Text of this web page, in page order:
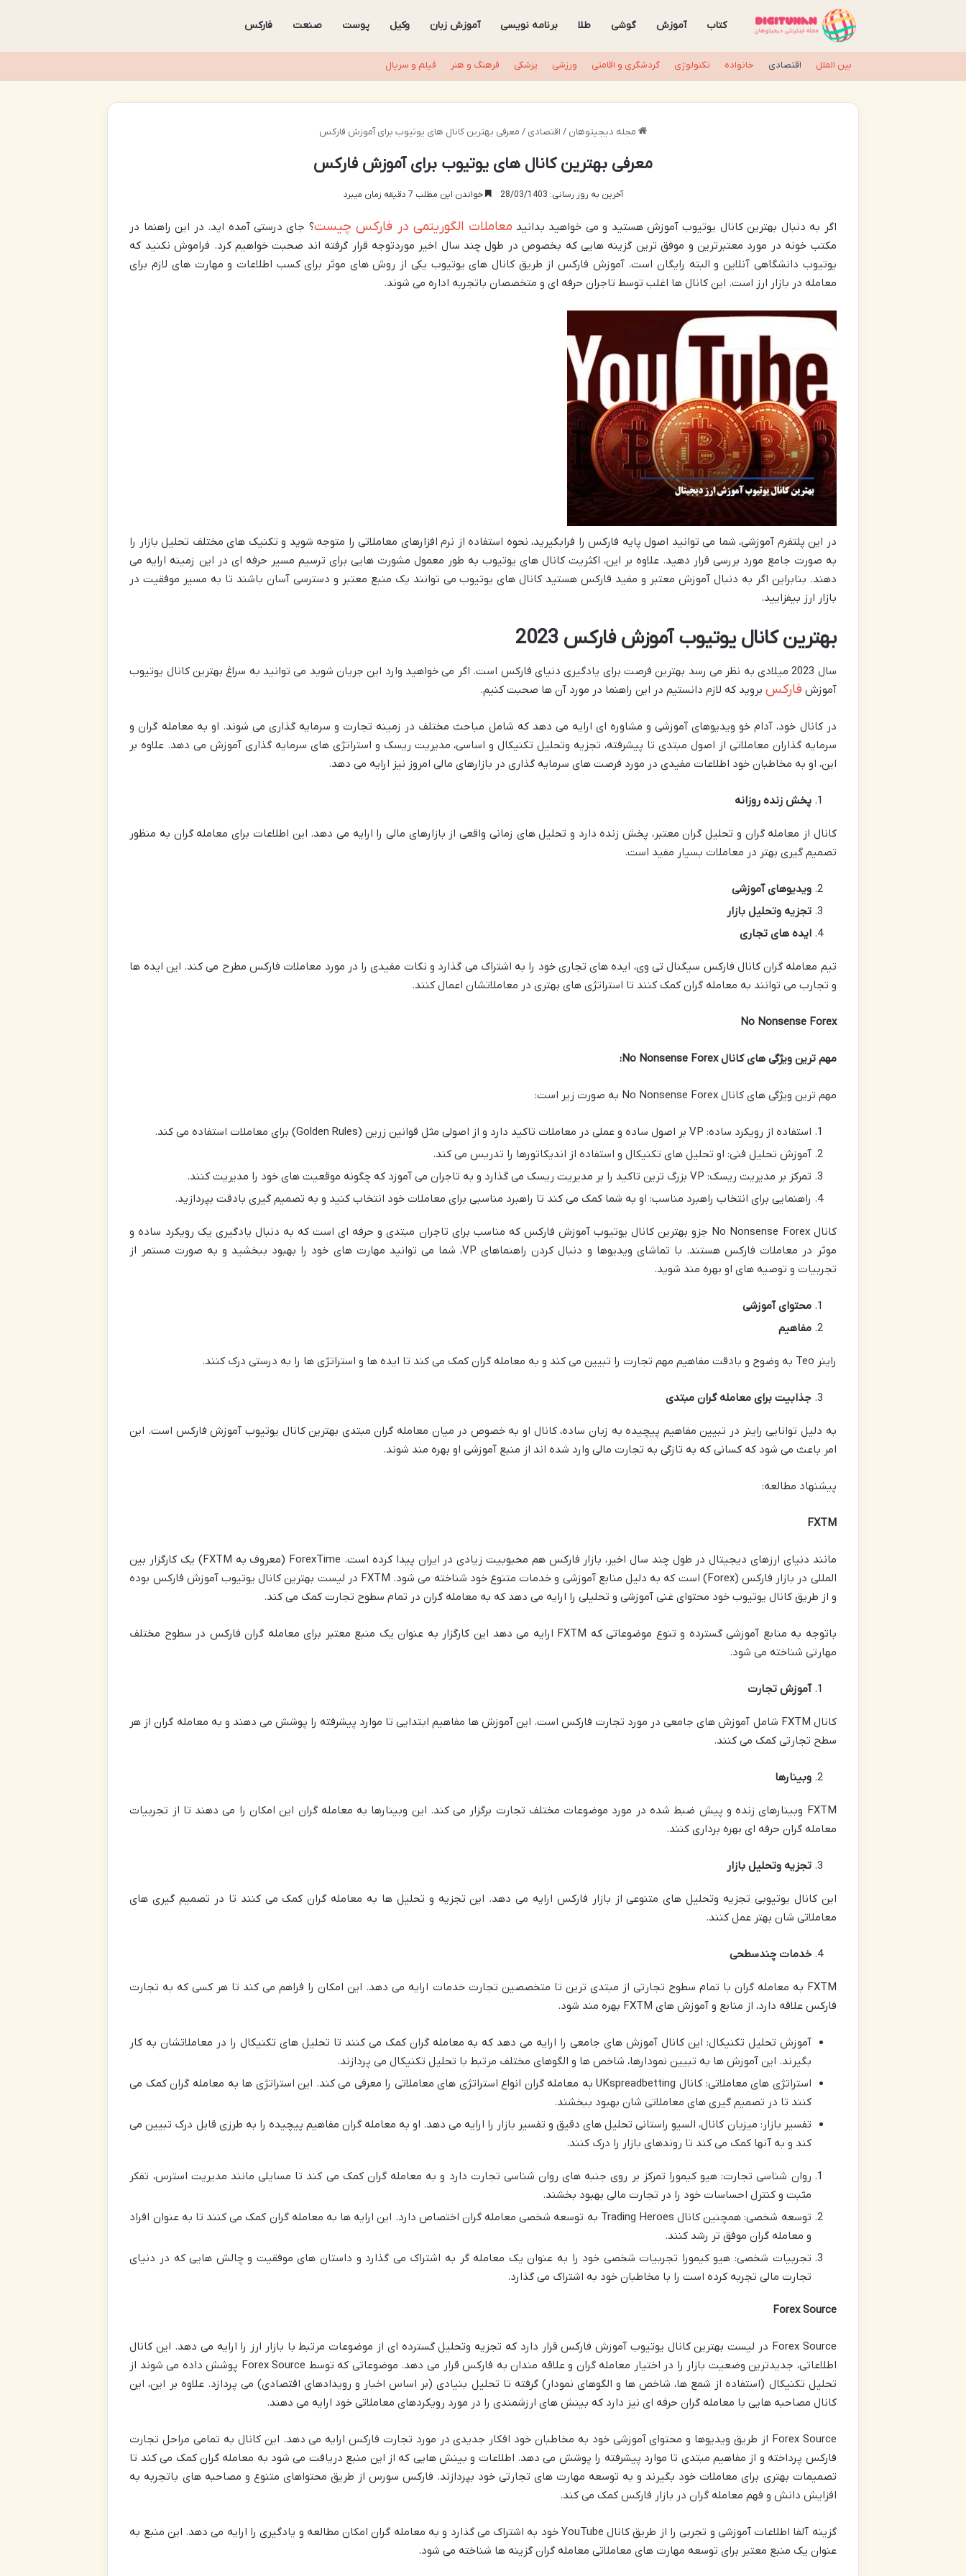
کتاب آموزش گوشی طلا برنامه نویسی آموزش زبان وکیل پوست صنعت فارکس
بین الملل اقتصادی خانواده تکنولوژی گردشگری و اقامتی ورزشی پزشکی فرهنگ و هنر فیلم و سریال
مجله دیجیتوهان / اقتصادی / معرفی بهترین کانال های یوتیوب برای آموزش فارکس
معرفی بهترین کانال های یوتیوب برای آموزش فارکس
آخرین به روز رسانی: 28/03/1403 خواندن این مطلب 7 دقیقه زمان میبرد
اگر به دنبال بهترین کانال یوتیوب آموزش هستید و می خواهید بدانید معاملات الگوریتمی در فارکس چیست؟ جای درستی آمده اید. در این راهنما در
مکتب خونه در مورد معتبرترین و موفق ترین گزینه هایی که بخصوص در طول چند سال اخیر موردتوجه قرار گرفته اند صحبت خواهیم کرد. فراموش نکنید که
یوتیوب دانشگاهی آنلاین و البته رایگان است. آموزش فارکس از طریق کانال های یوتیوب یکی از روش های موثر برای کسب اطلاعات و مهارت های لازم برای
معامله در بازار ارز است. این کانال ها اغلب توسط تاجران حرفه ای و متخصصان باتجربه اداره می شوند.
در این پلتفرم آموزشی، شما می توانید اصول پایه فارکس را فرابگیرید، نحوه استفاده از نرم افزارهای معاملاتی را متوجه شوید و تکنیک های مختلف تحلیل بازار را
به صورت جامع مورد بررسی قرار دهید. علاوه بر این، اکثریت کانال های یوتیوب به طور معمول مشورت هایی برای ترسیم مسیر حرفه ای در این زمینه ارایه می
دهند. بنابراین اگر به دنبال آموزش معتبر و مفید فارکس هستید کانال های یوتیوب می توانند یک منبع معتبر و دسترسی آسان باشند تا به مسیر موفقیت در
بازار ارز بیفزایید.
بهترین کانال یوتیوب آموزش فارکس 2023
سال 2023 میلادی به نظر می رسد بهترین فرصت برای یادگیری دنیای فارکس است. اگر می خواهید وارد این جریان شوید می توانید به سراغ بهترین کانال یوتیوب
آموزش فارکس بروید که لازم دانستیم در این راهنما در مورد آن ها صحبت کنیم.
در کانال خود، آدام خو ویدیوهای آموزشی و مشاوره ای ارایه می دهد که شامل مباحث مختلف در زمینه تجارت و سرمایه گذاری می شوند. او به معامله گران و
سرمایه گذاران معاملاتی از اصول مبتدی تا پیشرفته، تجزیه وتحلیل تکنیکال و اساسی، مدیریت ریسک و استراتژی های سرمایه گذاری آموزش می دهد. علاوه بر
این، او به مخاطبان خود اطلاعات مفیدی در مورد فرصت های سرمایه گذاری در بازارهای مالی امروز نیز ارایه می دهد.
پخش زنده روزانه
کانال از معامله گران و تحلیل گران معتبر، پخش زنده دارد و تحلیل های زمانی واقعی از بازارهای مالی را ارایه می دهد. این اطلاعات برای معامله گران به منظور
تصمیم گیری بهتر در معاملات بسیار مفید است.
ویدیوهای آموزشی
تجزیه وتحلیل بازار
ایده های تجاری
تیم معامله گران کانال فارکس سیگنال تی وی، ایده های تجاری خود را به اشتراک می گذارد و نکات مفیدی را در مورد معاملات فارکس مطرح می کند. این ایده ها
و تجارب می توانند به معامله گران کمک کنند تا استراتژی های بهتری در معاملاتشان اعمال کنند.
No Nonsense Forex
مهم ترین ویژگی های کانالNo Nonsense Forex:
مهم ترین ویژگی های کانال No Nonsense Forex به صورت زیر است:
استفاده از رویکرد ساده: VP بر اصول ساده و عملی در معاملات تاکید دارد و از اصولی مثل قوانین زرین (Golden Rules) برای معاملات استفاده می کند.
آموزش تحلیل فنی: او تحلیل های تکنیکال و استفاده از اندیکاتورها را تدریس می کند.
تمرکز بر مدیریت ریسک: VP بزرگ ترین تاکید را بر مدیریت ریسک می گذارد و به تاجران می آموزد که چگونه موقعیت های خود را مدیریت کنند.
راهنمایی برای انتخاب راهبرد مناسب: او به شما کمک می کند تا راهبرد مناسبی برای معاملات خود انتخاب کنید و به تصمیم گیری بادقت بپردازید.
کانال No Nonsense Forex جزو بهترین کانال یوتیوب آموزش فارکس که مناسب برای تاجران مبتدی و حرفه ای است که به دنبال یادگیری یک رویکرد ساده و
موثر در معاملات فارکس هستند. با تماشای ویدیوها و دنبال کردن راهنماهای VP، شما می توانید مهارت های خود را بهبود ببخشید و به صورت مستمر از
تجربیات و توصیه های او بهره مند شوید.
محتوای آموزشی
مفاهیم
راینر Teo به وضوح و بادقت مفاهیم مهم تجارت را تبیین می کند و به معامله گران کمک می کند تا ایده ها و استراتژی ها را به درستی درک کنند.
جذابیت برای معامله گران مبتدی
به دلیل توانایی راینر در تبیین مفاهیم پیچیده به زبان ساده، کانال او به خصوص در میان معامله گران مبتدی بهترین کانال یوتیوب آموزش فارکس است. این
امر باعث می شود که کسانی که به تازگی به تجارت مالی وارد شده اند از منبع آموزشی او بهره مند شوند.
پیشنهاد مطالعه:
FXTM
مانند دنیای ارزهای دیجیتال در طول چند سال اخیر، بازار فارکس هم محبوبیت زیادی در ایران پیدا کرده است. ForexTime (معروف به FXTM) یک کارگزار بین
المللی در بازار فارکس (Forex) است که به دلیل منابع آموزشی و خدمات متنوع خود شناخته می شود. FXTM در لیست بهترین کانال یوتیوب آموزش فارکس بوده
و از طریق کانال یوتیوب خود محتوای غنی آموزشی و تحلیلی را ارایه می دهد که به معامله گران در تمام سطوح تجارت کمک می کند.
باتوجه به منابع آموزشی گسترده و تنوع موضوعاتی که FXTM ارایه می دهد این کارگزار به عنوان یک منبع معتبر برای معامله گران فارکس در سطوح مختلف
مهارتی شناخته می شود.
آموزش تجارت
کانال FXTM شامل آموزش های جامعی در مورد تجارت فارکس است. این آموزش ها مفاهیم ابتدایی تا موارد پیشرفته را پوشش می دهند و به معامله گران از هر
سطح تجارتی کمک می کنند.
وبینارها
FXTM وبینارهای زنده و پیش ضبط شده در مورد موضوعات مختلف تجارت برگزار می کند. این وبینارها به معامله گران این امکان را می دهند تا از تجربیات
معامله گران حرفه ای بهره برداری کنند.
تجزیه وتحلیل بازار
این کانال یوتیوبی تجزیه وتحلیل های متنوعی از بازار فارکس ارایه می دهد. این تجزیه و تحلیل ها به معامله گران کمک می کنند تا در تصمیم گیری های
معاملاتی شان بهتر عمل کنند.
خدمات چندسطحی
FXTM به معامله گران با تمام سطوح تجارتی از مبتدی ترین تا متخصصین تجارت خدمات ارایه می دهد. این امکان را فراهم می کند تا هر کسی که به تجارت
فارکس علاقه دارد، از منابع و آموزش های FXTM بهره مند شود.
آموزش تحلیل تکنیکال: این کانال آموزش های جامعی را ارایه می دهد که به معامله گران کمک می کنند تا تحلیل های تکنیکال را در معاملاتشان به کار
بگیرند. این آموزش ها به تبیین نمودارها، شاخص ها و الگوهای مختلف مرتبط با تحلیل تکنیکال می پردازند.
استراتژی های معاملاتی: کانال UKspreadbetting به معامله گران انواع استراتژی های معاملاتی را معرفی می کند. این استراتژی ها به معامله گران کمک می
کنند تا در تصمیم گیری های معاملاتی شان بهبود ببخشند.
تفسیر بازار: میزبان کانال، السیو راستانی تحلیل های دقیق و تفسیر بازار را ارایه می دهد. او به معامله گران مفاهیم پیچیده را به طرزی قابل درک تبیین می
کند و به آنها کمک می کند تا روندهای بازار را درک کنند.
روان شناسی تجارت: هیو کیمورا تمرکز بر روی جنبه های روان شناسی تجارت دارد و به معامله گران کمک می کند تا مسایلی مانند مدیریت استرس، تفکر
مثبت و کنترل احساسات خود را در تجارت مالی بهبود بخشند.
توسعه شخصی: همچنین کانال Trading Heroes به توسعه شخصی معامله گران اختصاص دارد. این ارایه ها به معامله گران کمک می کنند تا به عنوان افراد
و معامله گران موفق تر رشد کنند.
تجربیات شخصی: هیو کیمورا تجربیات شخصی خود را به عنوان یک معامله گر به اشتراک می گذارد و داستان های موفقیت و چالش هایی که در دنیای
تجارت مالی تجربه کرده است را با مخاطبان خود به اشتراک می گذارد.
Forex Source
Forex Source در لیست بهترین کانال یوتیوب آموزش فارکس قرار دارد که تجزیه وتحلیل گسترده ای از موضوعات مرتبط با بازار ارز را ارایه می دهد. این کانال
اطلاعاتی، جدیدترین وضعیت بازار را در اختیار معامله گران و علاقه مندان به فارکس قرار می دهد. موضوعاتی که توسط Forex Source پوشش داده می شوند از
تحلیل تکنیکال (استفاده از شمع ها، شاخص ها و الگوهای نمودار) گرفته تا تحلیل بنیادی (بر اساس اخبار و رویدادهای اقتصادی) می پردازد. علاوه بر این، این
کانال مصاحبه هایی با معامله گران حرفه ای نیز دارد که بینش های ارزشمندی را در مورد رویکردهای معاملاتی خود ارایه می دهند.
Forex Source از طریق ویدیوها و محتوای آموزشی خود به مخاطبان خود افکار جدیدی در مورد تجارت فارکس ارایه می دهد. این کانال به تمامی مراحل تجارت
فارکس پرداخته و از مفاهیم مبتدی تا موارد پیشرفته را پوشش می دهد. اطلاعات و بینش هایی که از این منبع دریافت می شود به معامله گران کمک می کند تا
تصمیمات بهتری برای معاملات خود بگیرند و به توسعه مهارت های تجارتی خود بپردازند. فارکس سورس از طریق محتواهای متنوع و مصاحبه های باتجربه به
افزایش دانش و فهم معامله گران در بازار فارکس کمک می کند.
گزینه آلفا اطلاعات آموزشی و تجربی را از طریق کانال YouTube خود به اشتراک می گذارد و به معامله گران امکان مطالعه و یادگیری را ارایه می دهد. این منبع به
عنوان یک منبع معتبر برای توسعه مهارت های معاملاتی معامله گران گزینه ها شناخته می شود.